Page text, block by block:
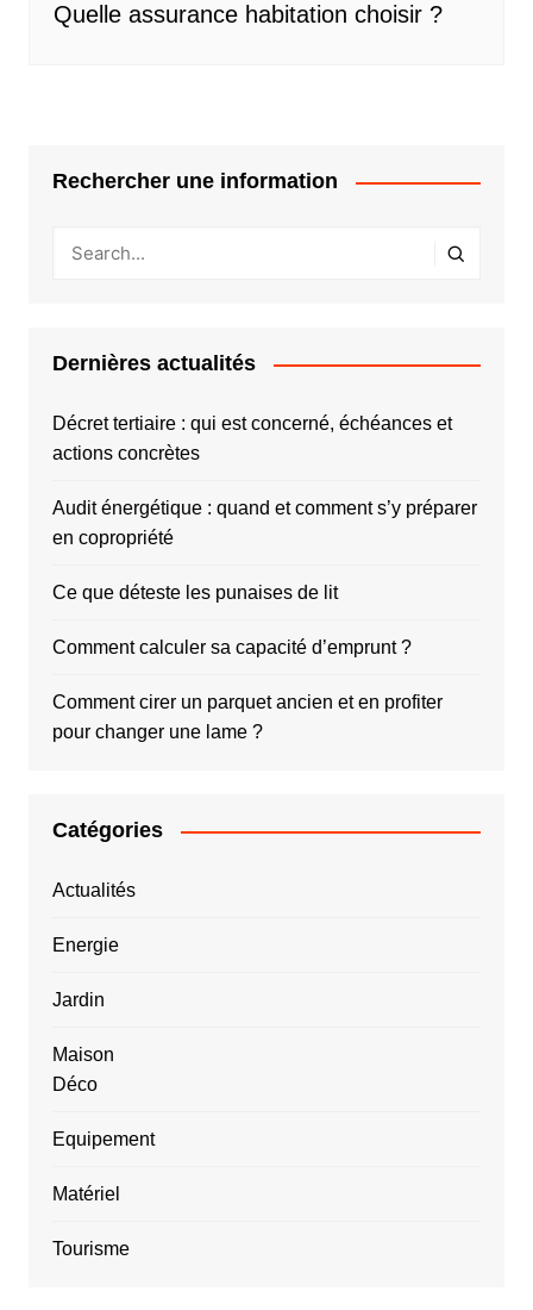
Quelle assurance habitation choisir ?
Rechercher une information
Dernières actualités
Décret tertiaire : qui est concerné, échéances et
actions concrètes
Audit énergétique : quand et comment s’y préparer
en copropriété
Ce que déteste les punaises de lit
Comment calculer sa capacité d’emprunt ?
Comment cirer un parquet ancien et en profiter
pour changer une lame ?
Catégories
Actualités
Energie
Jardin
Maison
Déco
Equipement
Matériel
Tourisme